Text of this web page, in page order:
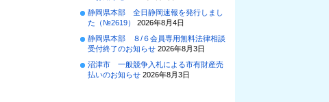
静岡県本部 全日静岡速報を発行しまし
た（№2619）
2026年8月4日
静岡県本部 ８/６会員専用無料法律相談
受付終了のお知らせ 2026年8月3日
沼津市 一般競争入札による市有財産売
払いのお知らせ 2026年8月3日